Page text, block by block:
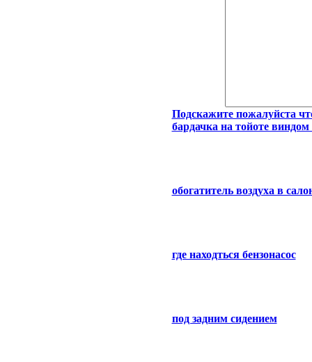
Подскажите пожалуйста
бардачка на тойоте
обогатитель воздуха в
где находться бензонасос
под задним сидением